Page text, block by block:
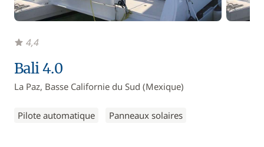
Bali 4.0
La Paz, Basse Californie du Sud (Mexique)
Pilote automatique Panneaux solaires
4,4